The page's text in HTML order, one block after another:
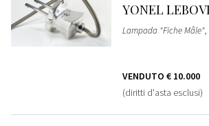
YONEL
Lampada "Fiche Mâle",
VENDUTO € 10.000
(diritti d'asta esclusi)